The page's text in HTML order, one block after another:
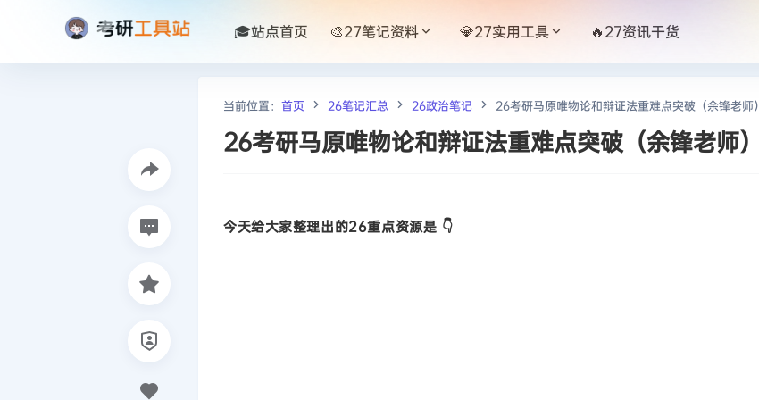
🎓站点首页 🎨27笔记资料 💎27实用工具 🔥27资讯干货
当前位置： 首页 26笔记汇总 26政治笔记 26考研马原唯物论和辩证法重难点突破（余锋老师）
26考研马原唯物论和辩证法重难点突破（余锋老师）
今天给大家整理出的26重点资源是 👇